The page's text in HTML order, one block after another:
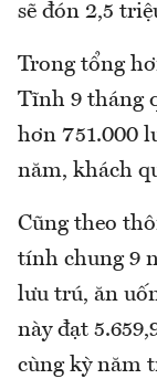
sẽ đón 2,5
Trong tổng
Tĩnh 9 tháng
hơn 751.000
năm, khách
Cũng theo
tính chung 9
lưu trú, ăn
này đạt
cùng kỳ năm